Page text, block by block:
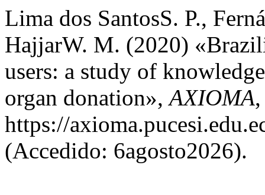
Lima dos SantosS. P.,
HajjarW. M. (2020)
users: a study of
organ donation»,AXIOMA
https://
(Accedido: 6agosto2026).